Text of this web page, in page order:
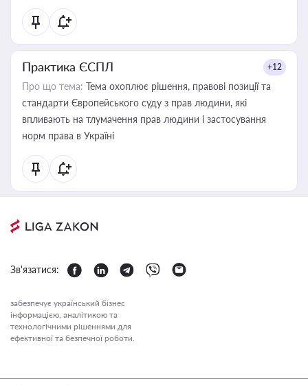
Практика ЄСПЛ +12
Про що тема: Тема охоплює рішення, правові позиції та
стандарти Європейського суду з прав людини, які
впливають на тлумачення прав людини і застосування
норм права в Україні
Зв'язатися:
забезпечує український бізнес
інформацією, аналітикою та
технологічними рішеннями для
ефективної та безпечної роботи.